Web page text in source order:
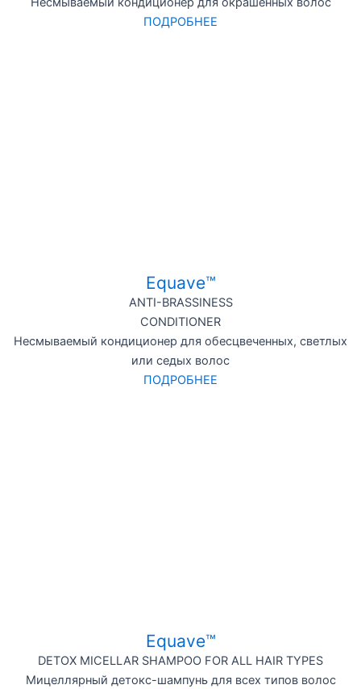
ПОДРОБНЕЕ
Equave™
ANTI-BRASSINESS
CONDITIONER
Несмываемый кондиционер для обесцвеченных, светлых
или седых волос
ПОДРОБНЕЕ
Equave™
DETOX MICELLAR SHAMPOO FOR ALL HAIR TYPES
Мицеллярный детокс-шампунь для всех типов волос